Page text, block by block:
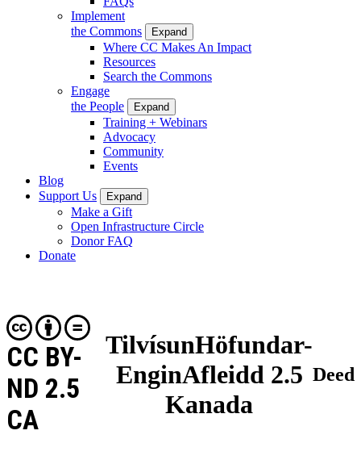
Implement
the Commons
Expand
Where CC Makes An Impact
Resources
Search the Commons
Engage
the People
Expand
Training + Webinars
Advocacy
Community
Events
Blog
Support Us
Expand
Make a Gift
Open Infrastructure Circle
Donor FAQ
Donate
TilvísunHöfundar-
EnginAfleidd 2.5
Kanada
CC BY-
ND 2.5
CA
Deed